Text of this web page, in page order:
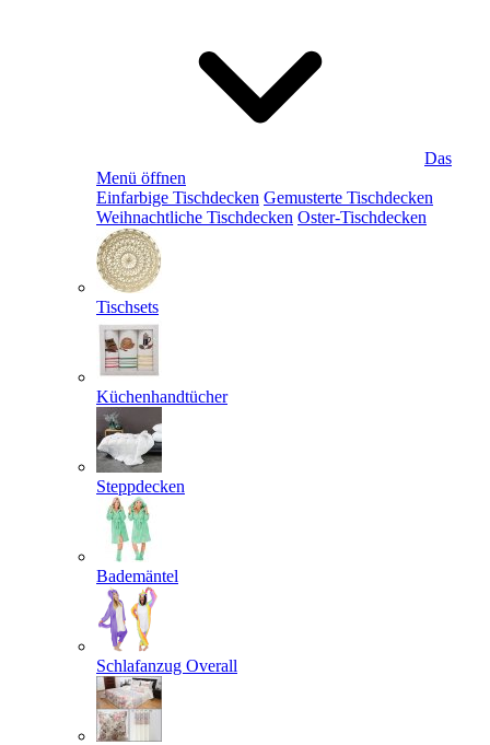
Das
Menü öffnen
Einfarbige Tischdecken Gemusterte Tischdecken
Weihnachtliche Tischdecken Oster-Tischdecken
Tischsets
Küchenhandtücher
Steppdecken
Bademäntel
Schlafanzug Overall